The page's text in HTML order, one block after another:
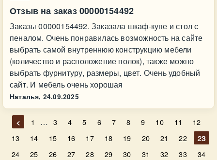
Отзыв на заказ 00000154492
Заказы 00000154492. Заказала шкаф-купе и стол с
пеналом. Очень понравилась возможность на сайте
выбрать самой внутреннюю конструкцию мебели
(количество и расположение полок), также можно
выбрать фурнитуру, размеры, цвет. Очень удобный
сайт. И мебель очень хорошая
Наталья, 24.09.2025
< 1 … 3 4 5 6 7 8 9 10 11
12
13
14 15 16 17 18 19 20 21 22
23
24
25 26 27 28 29 30 31 32 33
34